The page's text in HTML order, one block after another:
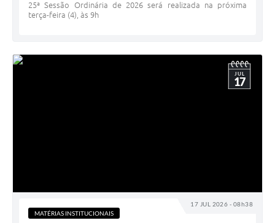
25ª Sessão Ordinária de 2026 será realizada na próxima
terça-feira (4), às 9h
17 JUL 2026 - 08h38
JUL
17
MATÉRIAS INSTITUCIONAIS